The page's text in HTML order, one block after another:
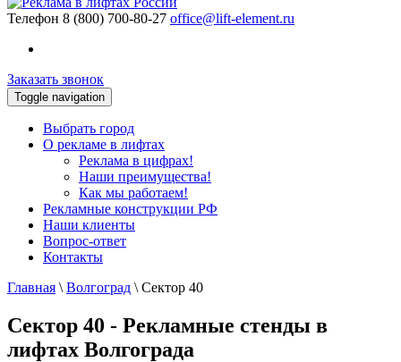
Телефон 8 (800) 700-80-27 office@lift-element.ru
Заказать звонок
Toggle navigation
Выбрать город
О рекламе в лифтах
Реклама в цифрах!
Наши преимущества!
Как мы работаем!
Рекламные конструкции РФ
Наши клиенты
Вопрос-ответ
Контакты
Главная \ Волгоград \ Сектор 40
Сектор 40 - Рекламные стенды в
лифтах Волгограда